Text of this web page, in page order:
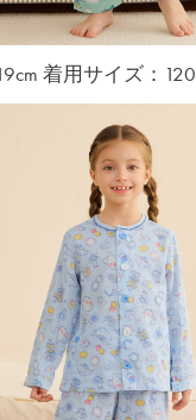
着用サイズ：120